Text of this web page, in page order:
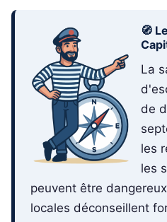
🧭
La
de
les
les
peuvent être
locales déconseillent